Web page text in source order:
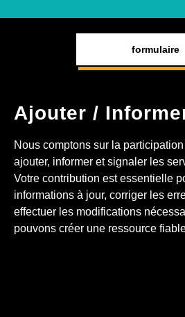
formulaire
Ajouter /
Nous comptons sur la
ajouter, informer et signaler les
Votre contribution est essentielle
informations à jour, corriger les
effectuer les modifications
pouvons créer une ressource